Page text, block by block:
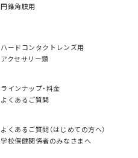
円錐角膜用
ハードコンタクトレンズ用
アクセサリー類
ラインナップ・料金
よくあるご質問
よくあるご質問（はじめての方へ）
学校保健関係者のみなさまへ